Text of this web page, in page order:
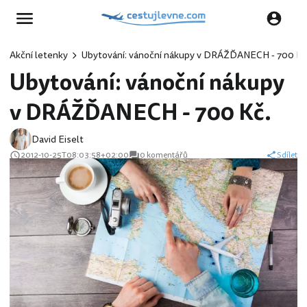
Akční letenky Ubytování: vánoční nákupy v DRÁŽĎANECH - 700
Ubytování: vánoční nákupy
v DRÁŽĎANECH - 700 Kč.
David Eiselt
2012-10-25T08:03:58+02:00 0 komentářů Sdílet